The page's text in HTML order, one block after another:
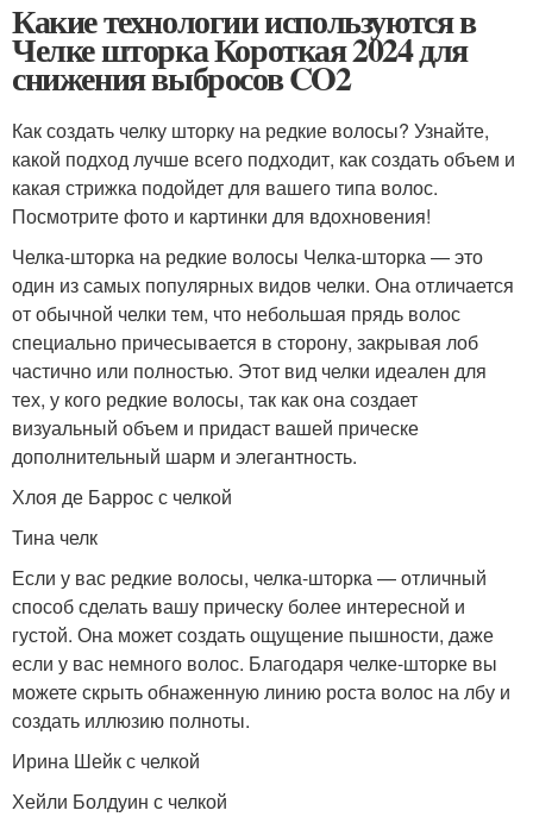
Какие технологии используются в
Челке шторка Короткая 2024 для
снижения выбросов CO2
Как создать челку шторку на редкие волосы? Узнайте,
какой подход лучше всего подходит, как создать объем и
какая стрижка подойдет для вашего типа волос.
Посмотрите фото и картинки для вдохновения!
Челка-шторка на редкие волосы Челка-шторка — это
один из самых популярных видов челки. Она отличается
от обычной челки тем, что небольшая прядь волос
специально причесывается в сторону, закрывая лоб
частично или полностью. Этот вид челки идеален для
тех, у кого редкие волосы, так как она создает
визуальный объем и придаст вашей прическе
дополнительный шарм и элегантность.
Хлоя де Баррос с челкой
Тина челк
Если у вас редкие волосы, челка-шторка — отличный
способ сделать вашу прическу более интересной и
густой. Она может создать ощущение пышности, даже
если у вас немного волос. Благодаря челке-шторке вы
можете скрыть обнаженную линию роста волос на лбу и
создать иллюзию полноты.
Ирина Шейк с челкой
Хейли Болдуин с челкой